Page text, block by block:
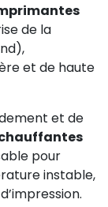
de la
et de haute
et de
pour
instable,